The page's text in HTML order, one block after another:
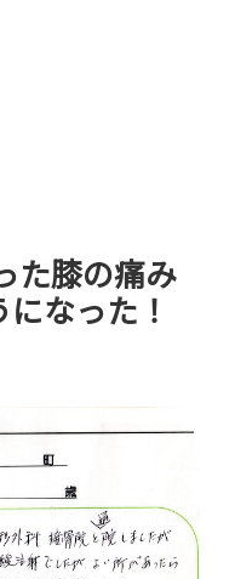
た膝の痛み
なった！